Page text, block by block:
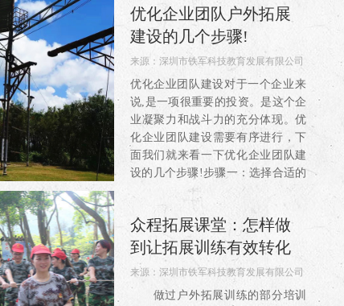
优化企业团队户外拓展
建设的几个步骤!
来源： 深圳市铁军科技教育发展有限公司
阅读：2059
优化企业团队建设对于一个企业来
说,是一项很重要的投资。是这个企
业凝聚力和战斗力的充分体现。优
化企业团队建设需要有序进行，下
面我们就来看一下优化企业团队建
设的几个步骤!步骤一：选择合适的
团队下属团队招募的时候，不要一
味的注重能力与智商，能力与...
众程拓展课堂：怎样做
到让拓展训练有效转化
来源： 深圳市铁军科技教育发展有限公司
阅读：3706
做过户外拓展训练的部分培训